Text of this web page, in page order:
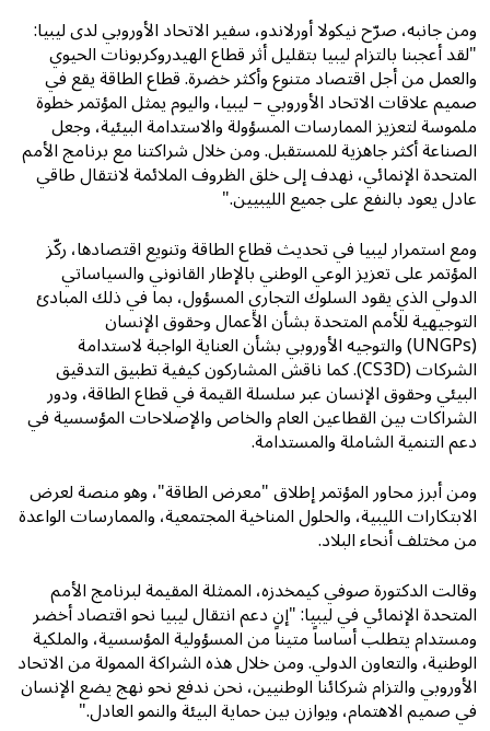
ومن جانبه، صرّح نيكولا أورلاندو، سفير الاتحاد الأوروبي لدى ليبيا:
"لقد أعجبنا بالتزام ليبيا بتقليل أثر قطاع الهيدروكربونات الحيوي
والعمل من أجل اقتصاد متنوع وأكثر خضرة. قطاع الطاقة يقع في
صميم علاقات الاتحاد الأوروبي – ليبيا، واليوم يمثل المؤتمر خطوة
ملموسة لتعزيز الممارسات المسؤولة والاستدامة البيئية، وجعل
الصناعة أكثر جاهزية للمستقبل. ومن خلال شراكتنا مع برنامج الأمم
المتحدة الإنمائي، نهدف إلى خلق الظروف الملائمة لانتقال طاقي
عادل يعود بالنفع على جميع الليبيين."
ومع استمرار ليبيا في تحديث قطاع الطاقة وتنويع اقتصادها، ركّز
المؤتمر على تعزيز الوعي الوطني بالإطار القانوني والسياساتي
الدولي الذي يقود السلوك التجاري المسؤول، بما في ذلك المبادئ
التوجيهية للأمم المتحدة بشأن الأعمال وحقوق الإنسان
(UNGPs) والتوجيه الأوروبي بشأن العناية الواجبة لاستدامة
الشركات (CS3D). كما ناقش المشاركون كيفية تطبيق التدقيق
البيئي وحقوق الإنسان عبر سلسلة القيمة في قطاع الطاقة، ودور
الشراكات بين القطاعين العام والخاص والإصلاحات المؤسسية في
دعم التنمية الشاملة والمستدامة.
ومن أبرز محاور المؤتمر إطلاق "معرض الطاقة"، وهو منصة لعرض
الابتكارات الليبية، والحلول المناخية المجتمعية، والممارسات الواعدة
من مختلف أنحاء البلاد.
وقالت الدكتورة صوفي كيمخدزه، الممثلة المقيمة لبرنامج الأمم
المتحدة الإنمائي في ليبيا: "إن دعم انتقال ليبيا نحو اقتصاد أخضر
ومستدام يتطلب أساساً متيناً من المسؤولية المؤسسية، والملكية
الوطنية، والتعاون الدولي. ومن خلال هذه الشراكة الممولة من الاتحاد
الأوروبي والتزام شركائنا الوطنيين، نحن ندفع نحو نهج يضع الإنسان
في صميم الاهتمام، ويوازن بين حماية البيئة والنمو العادل."